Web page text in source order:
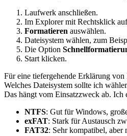
Laufwerk anschließen.
Im Explorer mit Rechtsklick
Formatieren auswählen.
Dateisystem wählen, zum
Die Option
Start klicken.
Für eine tiefergehende Erklärung
Welches Dateisystem sollte ich
Das hängt vom Einsatzzweck ab. Ich
NTFS: Gut für Windows,
exFAT: Stark für Austausch
FAT32: Sehr kompatibel, aber